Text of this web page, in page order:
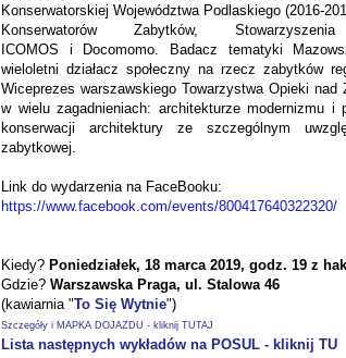
Konserwatorskiej Województwa Podlaskiego (2016-
Konserwatorów Zabytków,
ICOMOS i Docomomo . Badacz tematyki
wieloletni działacz społeczny na rzecz zabytków
Wiceprezes warszawskiego Towarzystwa Opieki
w wielu zagadnieniach: architekturze modernizmu i
konserwacji architektury ze szczególnym
zabytkowej.
Link do wydarzenia na FaceBooku:
https://www.facebook.com/events/800417640322320/
Kiedy? Poniedziałek, 18 marca 2019, godz. 19 z
Gdzie? Warszawska Praga, ul. Stalowa 46
(kawiarnia "To Się Wytnie")
Szczegóły i MAPKA DOJAZDU - kliknij TUTAJ
Lista następnych wykładów na POSUL - kliknij TU